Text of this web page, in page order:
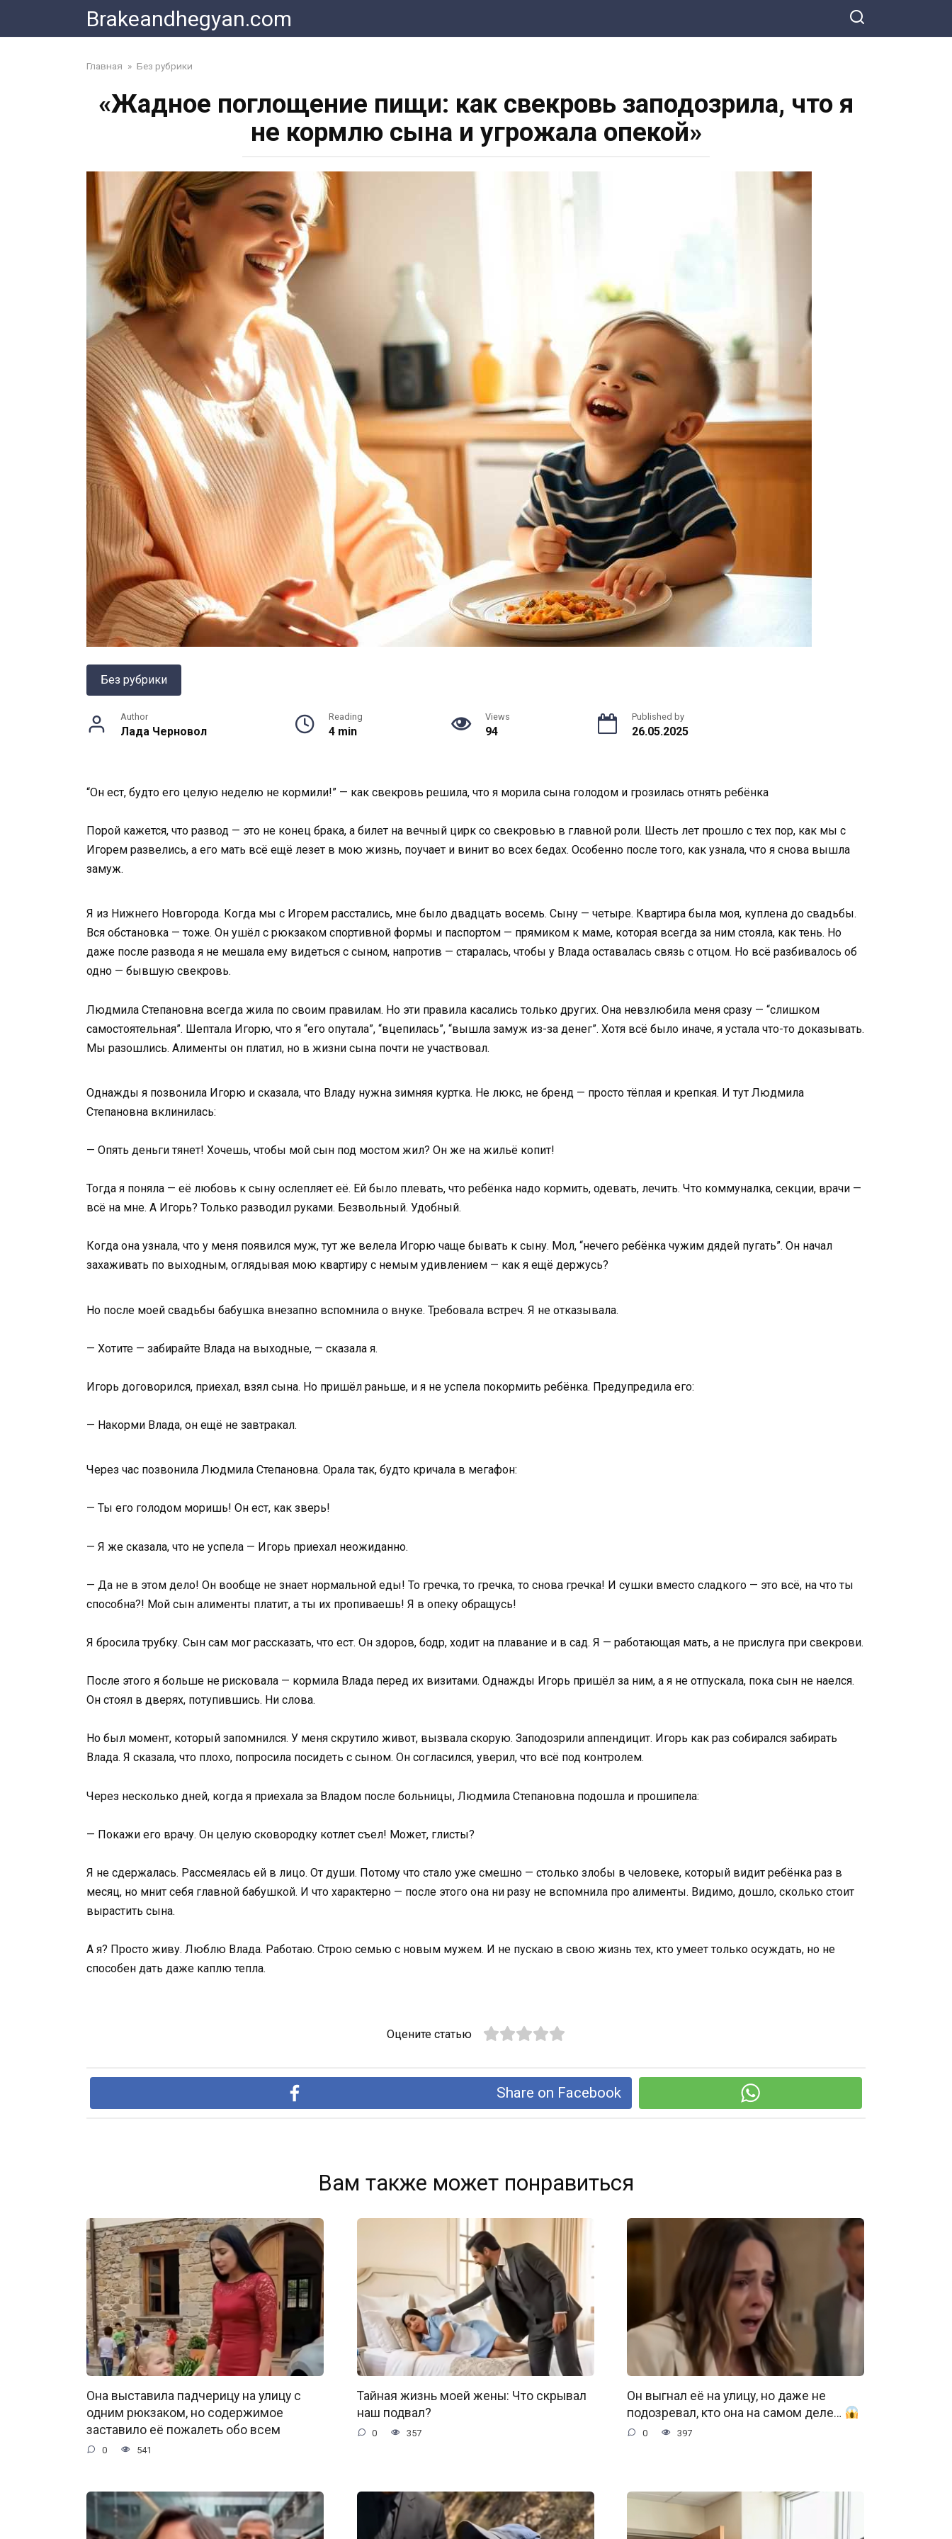
content
Brakeandhegyan.com
Главная » Без рубрики
«Жадное поглощение пищи: как свекровь заподозрила, что я
не кормлю сына и угрожала опекой»
Без рубрики
Author
Лада Черновол
Reading
4 min
Views
94
Published by
26.05.2025
“Он ест, будто его целую неделю не кормили!” — как свекровь решила, что я морила сына голодом и грозилась отнять ребёнка
Порой кажется, что развод — это не конец брака, а билет на вечный цирк со свекровью в главной роли. Шесть лет прошло с тех пор, как мы с
Игорем развелись, а его мать всё ещё лезет в мою жизнь, поучает и винит во всех бедах. Особенно после того, как узнала, что я снова вышла
замуж.
Я из Нижнего Новгорода. Когда мы с Игорем расстались, мне было двадцать восемь. Сыну — четыре. Квартира была моя, куплена до свадьбы.
Вся обстановка — тоже. Он ушёл с рюкзаком спортивной формы и паспортом — прямиком к маме, которая всегда за ним стояла, как тень. Но
даже после развода я не мешала ему видеться с сыном, напротив — старалась, чтобы у Влада оставалась связь с отцом. Но всё разбивалось об
одно — бывшую свекровь.
Людмила Степановна всегда жила по своим правилам. Но эти правила касались только других. Она невзлюбила меня сразу — “слишком
самостоятельная”. Шептала Игорю, что я “его опутала”, “вцепилась”, “вышла замуж из-за денег”. Хотя всё было иначе, я устала что-то доказывать.
Мы разошлись. Алименты он платил, но в жизни сына почти не участвовал.
Однажды я позвонила Игорю и сказала, что Владу нужна зимняя куртка. Не люкс, не бренд — просто тёплая и крепкая. И тут Людмила
Степановна вклинилась:
— Опять деньги тянет! Хочешь, чтобы мой сын под мостом жил? Он же на жильё копит!
Тогда я поняла — её любовь к сыну ослепляет её. Ей было плевать, что ребёнка надо кормить, одевать, лечить. Что коммуналка, секции, врачи —
всё на мне. А Игорь? Только разводил руками. Безвольный. Удобный.
Когда она узнала, что у меня появился муж, тут же велела Игорю чаще бывать к сыну. Мол, “нечего ребёнка чужим дядей пугать”. Он начал
захаживать по выходным, оглядывая мою квартиру с немым удивлением — как я ещё держусь?
Но после моей свадьбы бабушка внезапно вспомнила о внуке. Требовала встреч. Я не отказывала.
— Хотите — забирайте Влада на выходные, — сказала я.
Игорь договорился, приехал, взял сына. Но пришёл раньше, и я не успела покормить ребёнка. Предупредила его:
— Накорми Влада, он ещё не завтракал.
Через час позвонила Людмила Степановна. Орала так, будто кричала в мегафон:
— Ты его голодом моришь! Он ест, как зверь!
— Я же сказала, что не успела — Игорь приехал неожиданно.
— Да не в этом дело! Он вообще не знает нормальной еды! То гречка, то гречка, то снова гречка! И сушки вместо сладкого — это всё, на что ты
способна?! Мой сын алименты платит, а ты их пропиваешь! Я в опеку обращусь!
Я бросила трубку. Сын сам мог рассказать, что ест. Он здоров, бодр, ходит на плавание и в сад. Я — работающая мать, а не прислуга при свекрови.
После этого я больше не рисковала — кормила Влада перед их визитами. Однажды Игорь пришёл за ним, а я не отпускала, пока сын не наелся.
Он стоял в дверях, потупившись. Ни слова.
Но был момент, который запомнился. У меня скрутило живот, вызвала скорую. Заподозрили аппендицит. Игорь как раз собирался забирать
Влада. Я сказала, что плохо, попросила посидеть с сыном. Он согласился, уверил, что всё под контролем.
Через несколько дней, когда я приехала за Владом после больницы, Людмила Степановна подошла и прошипела:
— Покажи его врачу. Он целую сковородку котлет съел! Может, глисты?
Я не сдержалась. Рассмеялась ей в лицо. От души. Потому что стало уже смешно — столько злобы в человеке, который видит ребёнка раз в
месяц, но мнит себя главной бабушкой. И что характерно — после этого она ни разу не вспомнила про алименты. Видимо, дошло, сколько стоит
вырастить сына.
А я? Просто живу. Люблю Влада. Работаю. Строю семью с новым мужем. И не пускаю в свою жизнь тех, кто умеет только осуждать, но не
способен дать даже каплю тепла.
Оцените статью
Share on Facebook
Вам также может понравиться
Она выставила падчерицу на улицу с
одним рюкзаком, но содержимое
заставило её пожалеть обо всем
0 541
Тайная жизнь моей жены: Что скрывал
наш подвал?
0 357
Он выгнал её на улицу, но даже не
подозревал, кто она на самом деле…
0 397